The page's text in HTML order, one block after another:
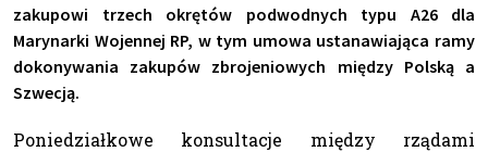
zakupowi trzech okrętów podwodnych typu A26 dla
Marynarki Wojennej RP, w tym umowa ustanawiająca ramy
dokonywania zakupów zbrojeniowych między Polską a
Szwecją.
Poniedziałkowe konsultacje między rządami